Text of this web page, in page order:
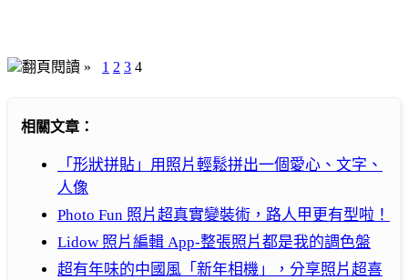
翻頁閱讀 » 1 2 3 4
相關文章：
「形狀拼貼」用照片輕鬆拼出一個愛心、文字、
人像
Photo Fun 照片超真實變裝術，路人甲更有型啦！
Lidow 照片編輯 App-整張照片都是我的調色盤
超有年味的中國風「新年相機」，分享照片超喜